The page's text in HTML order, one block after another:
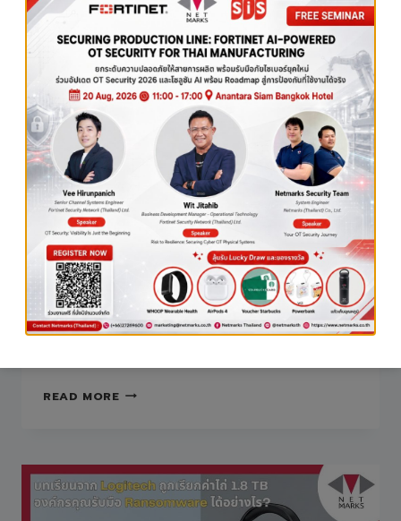
NEWS
การันตีความเชี่ยวชาญของ
ทีมงาน Netmarks
(Thailand) ด้าน SASE
Specialization จาก
Fortinet ช่วยยกระดับ
ความปลอดภัยด้านไซเบอร์
สู่มาตรฐานระดับโลก
การันตีความเชี่ยวชาญของทีมงาน Netmarks
(Thailand) ด้าน SASE Specialization จาก Fortinet
READ MOREกา
ของ
ทีม
งาน